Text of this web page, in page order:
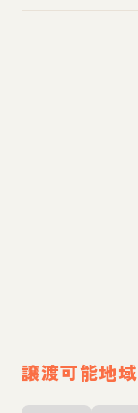
譲渡可能地域